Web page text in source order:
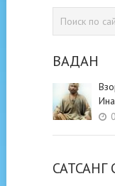
ВАДАН
САТСАНГ